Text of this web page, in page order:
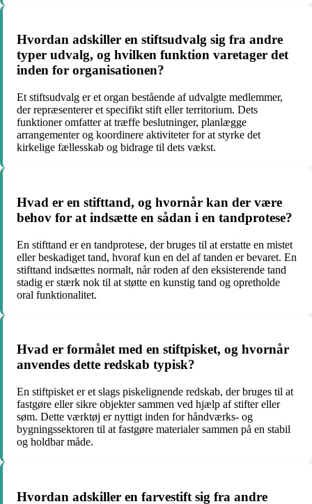
Hvordan adskiller en stiftsudvalg sig fra andre
typer udvalg, og hvilken funktion varetager det
inden for organisationen?
Et stiftsudvalg er et organ bestående af udvalgte medlemmer,
der repræsenterer et specifikt stift eller territorium. Dets
funktioner omfatter at træffe beslutninger, planlægge
arrangementer og koordinere aktiviteter for at styrke det
kirkelige fællesskab og bidrage til dets vækst.
Hvad er en stifttand, og hvornår kan der være
behov for at indsætte en sådan i en tandprotese?
En stifttand er en tandprotese, der bruges til at erstatte en mistet
eller beskadiget tand, hvoraf kun en del af tanden er bevaret. En
stifttand indsættes normalt, når roden af den eksisterende tand
stadig er stærk nok til at støtte en kunstig tand og opretholde
oral funktionalitet.
Hvad er formålet med en stiftpisket, og hvornår
anvendes dette redskab typisk?
En stiftpisket er et slags piskelignende redskab, der bruges til at
fastgøre eller sikre objekter sammen ved hjælp af stifter eller
søm. Dette værktøj er nyttigt inden for håndværks- og
bygningssektoren til at fastgøre materialer sammen på en stabil
og holdbar måde.
Hvordan adskiller en farvestift sig fra andre